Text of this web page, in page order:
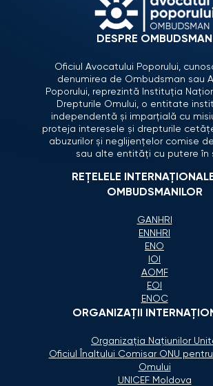
DESPRE OMBUDSMAN
Oficiul Avocatului Poporului,
denumirea de Ombudsman sau
Poporului, reprezintă Instituția
Drepturile Omului, o entitate
independentă și imparțială cu
proteja interesele și drepturile
abuzurilor și neglijențelor comise
sau alte entități cu putere în
REȚELELE
OMBUDSMANILOR
GANHRI
ENNHRI
ENO
IOI
AOMF
EOI
ENOC
ORGANIZAŢII
Organizaţia Naţiunilor
Oficiul Înaltului Comisar ONU
Omului
UNICEF Moldova